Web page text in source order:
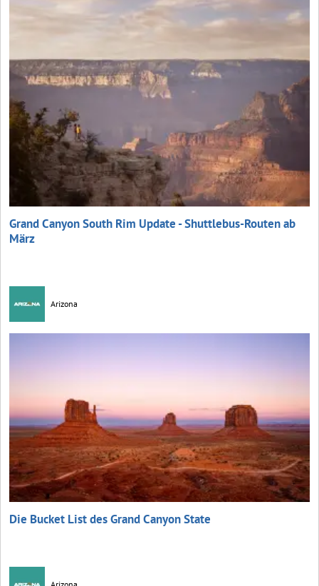
Grand Canyon South Rim Update - Shuttlebus-Routen ab
März
Arizona
Die Bucket List des Grand Canyon State